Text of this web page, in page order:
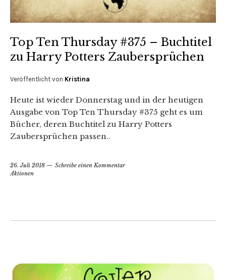
Top Ten Thursday #375 – Buchtitel
zu Harry Potters Zaubersprüchen
Veröffentlicht von Kristina
Heute ist wieder Donnerstag und in der heutigen
Ausgabe von Top Ten Thursday #375 geht es um
Bücher, deren Buchtitel zu Harry Potters
Zaubersprüchen passen..
26. Juli 2018
Schreibe einen Kommentar
Aktionen